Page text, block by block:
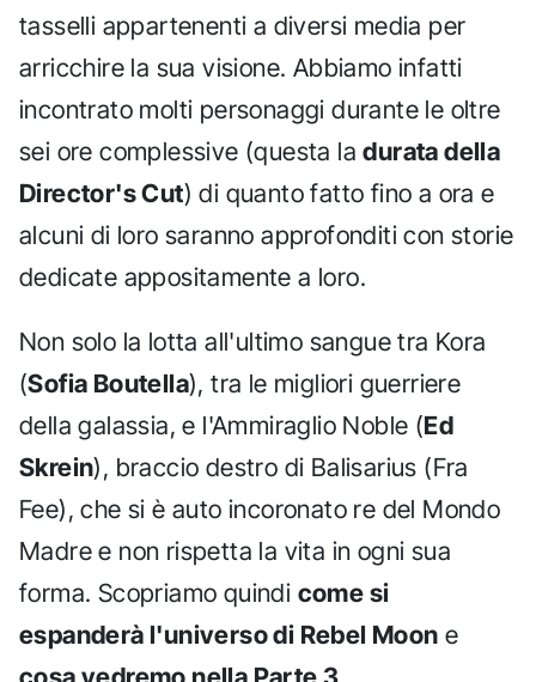
tasselli appartenenti a diversi media per
arricchire la sua visione. Abbiamo infatti
incontrato molti personaggi durante le oltre
sei ore complessive (questa ladurata della
Director's Cut) di quanto fatto fino a ora e
alcuni di loro saranno approfonditi con storie
dedicate appositamente a loro.
Non solo la lotta all'ultimo sangue tra Kora
(Sofia Boutella), tra le migliori guerriere
della galassia, e l'Ammiraglio Noble (Ed
Skrein), braccio destro di Balisarius (Fra
Fee), che si è auto incoronato re del Mondo
Madre e non rispetta la vita in ogni sua
forma. Scopriamo quindi come si
espanderà l'universo di Rebel Moon e